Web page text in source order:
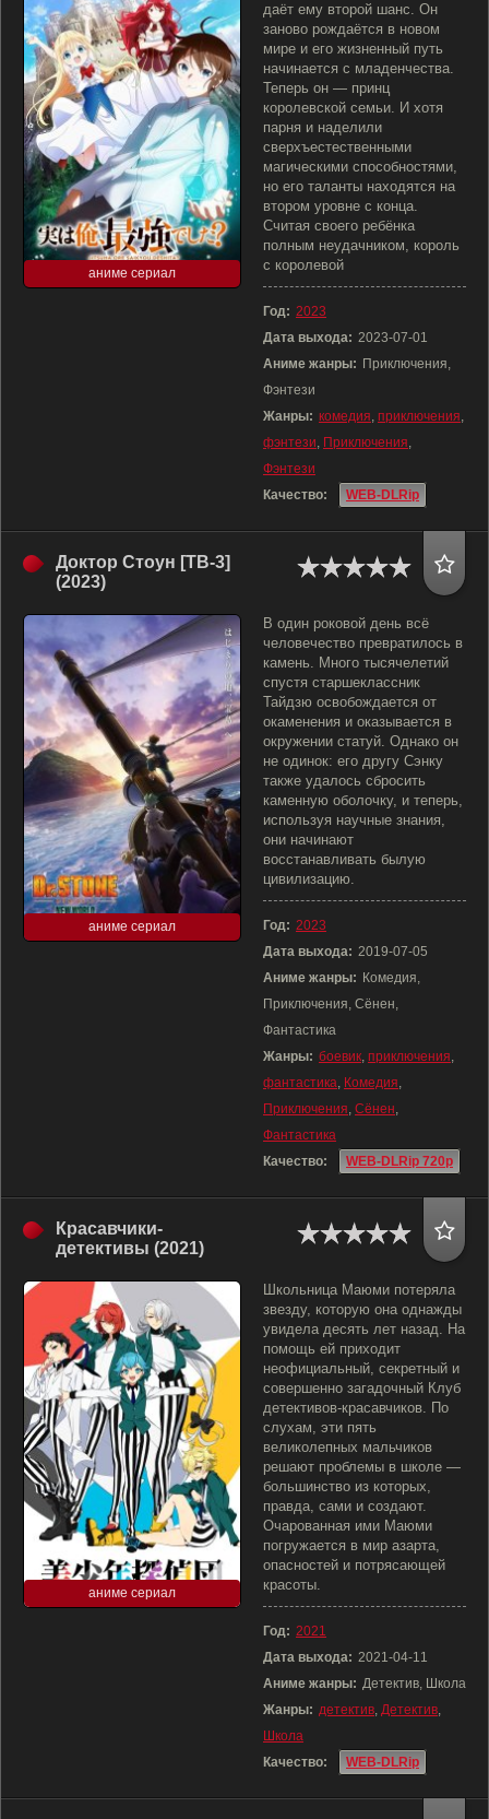
аниме сериал
даёт ему второй шанс. Он
заново рождаётся в новом
мире и его жизненный путь
начинается с младенчества.
Теперь он — принц
королевской семьи. И хотя
парня и наделили
сверхъестественными
магическими способностями,
но его таланты находятся на
втором уровне с конца.
Считая своего ребёнка
полным неудачником, король
с королевой
Год: 2023
Дата выхода: 2023-07-01
Аниме жанры: Приключения,
Фэнтези
Жанры: комедия, приключения,
фэнтези, Приключения,
Фэнтези
Качество:
WEB-DLRip
Доктор Стоун [ТВ-3]
(2023)
аниме сериал
В один роковой день всё
человечество превратилось в
камень. Много тысячелетий
спустя старшеклассник
Тайдзю освобождается от
окаменения и оказывается в
окружении статуй. Однако он
не одинок: его другу Сэнку
также удалось сбросить
каменную оболочку, и теперь,
используя научные знания,
они начинают
восстанавливать былую
цивилизацию.
Год: 2023
Дата выхода: 2019-07-05
Аниме жанры: Комедия,
Приключения, Сёнен,
Фантастика
Жанры: боевик, приключения,
фантастика, Комедия,
Приключения, Сёнен,
Фантастика
Качество:
WEB-DLRip 720p
Красавчики-
детективы (2021)
аниме сериал
Школьница Маюми потеряла
звезду, которую она однажды
увидела десять лет назад. На
помощь ей приходит
неофициальный, секретный и
совершенно загадочный Клуб
детективов-красавчиков. По
слухам, эти пять
великолепных мальчиков
решают проблемы в школе —
большинство из которых,
правда, сами и создают.
Очарованная ими Маюми
погружается в мир азарта,
опасностей и потрясающей
красоты.
Год: 2021
Дата выхода: 2021-04-11
Аниме жанры: Детектив, Школа
Жанры: детектив, Детектив,
Школа
Качество:
WEB-DLRip